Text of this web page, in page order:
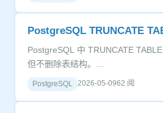
PostgreSQL TRUNCATE
PostgreSQL 中 TRUNCATE
但不删除表结构。…
PostgreSQL 2026-05-0962 阅